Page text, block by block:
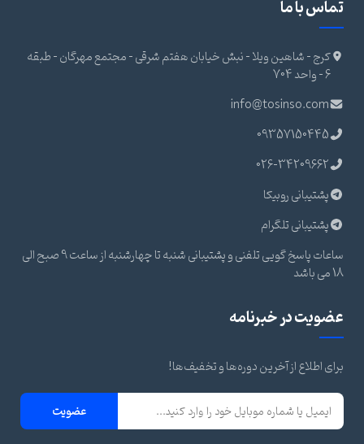
تماس با ما
کرج - شاهین ویلا - نبش خیابان هفتم شرقی - مجتمع مهرگان - طبقه
6 - واحد 704
info@tosinso.com
09357150445
026-34209662
پشتیبانی روبیکا
پشتیبانی تلگرام
ساعات پاسخ گویی تلفنی و پشتیبانی شنبه تا چهارشنبه از ساعت 9 صبح الی
18 می باشد
عضویت در خبرنامه
برای اطلاع از آخرین دوره‌ها و تخفیف‌ها!
عضویت